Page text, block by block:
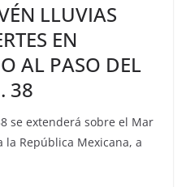
LLUVIAS
EN
AL PASO DEL
38
se extenderá sobre el Mar
República Mexicana, a